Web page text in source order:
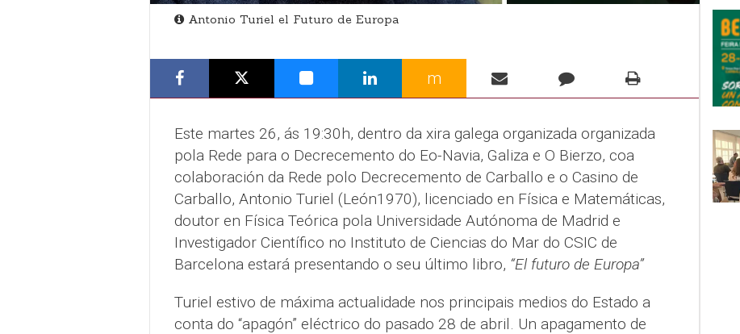
Antonio Turiel el Futuro de Europa
m
Este martes 26, ás 19:30h, dentro da xira galega organizada organizada
pola Rede para o Decrecemento do Eo-Navia, Galiza e O Bierzo, coa
colaboración da Rede polo Decrecemento de Carballo e o Casino de
Carballo, Antonio Turiel (León1970), licenciado en Física e Matemáticas,
doutor en Física Teórica pola Universidade Autónoma de Madrid e
Investigador Científico no Instituto de Ciencias do Mar do CSIC de
Barcelona estará presentando o seu último libro, “El futuro de Europa”
Turiel estivo de máxima actualidade nos principais medios do Estado a
conta do “apagón” eléctrico do pasado 28 de abril. Un apagamento de